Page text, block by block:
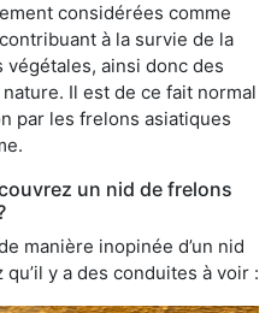
considérées comme
à la survie de la
ainsi donc des
Il est de ce fait normal
par les frelons asiatiques
un nid de frelons
manière inopinée d’un nid
y a des conduites à voir :